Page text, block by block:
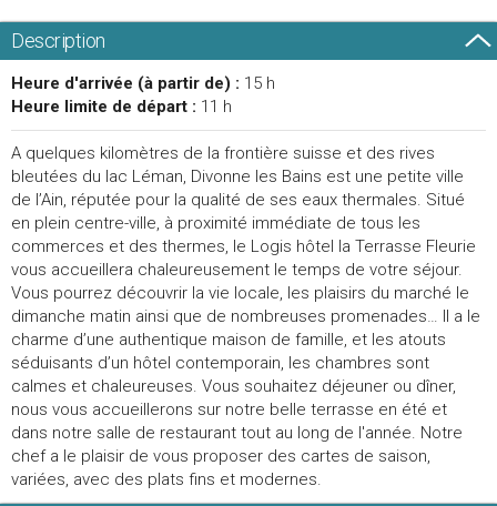
Description
Heure d'arrivée (à partir de) : 15 h
Heure limite de départ : 11 h
A quelques kilomètres de la frontière suisse et des rives
bleutées du lac Léman, Divonne les Bains est une petite ville
de l’Ain, réputée pour la qualité de ses eaux thermales. Situé
en plein centre-ville, à proximité immédiate de tous les
commerces et des thermes, le Logis hôtel la Terrasse Fleurie
vous accueillera chaleureusement le temps de votre séjour.
Vous pourrez découvrir la vie locale, les plaisirs du marché le
dimanche matin ainsi que de nombreuses promenades… Il a le
charme d’une authentique maison de famille, et les atouts
séduisants d’un hôtel contemporain, les chambres sont
calmes et chaleureuses. Vous souhaitez déjeuner ou dîner,
nous vous accueillerons sur notre belle terrasse en été et
dans notre salle de restaurant tout au long de l'année. Notre
chef a le plaisir de vous proposer des cartes de saison,
variées, avec des plats fins et modernes.